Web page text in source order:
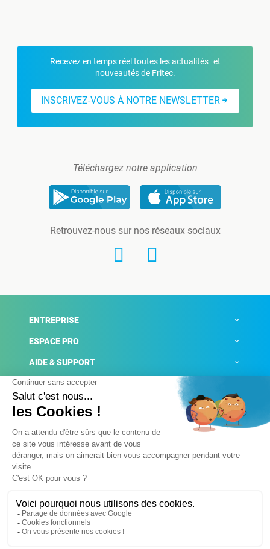
Recevez en temps réel toutes les actualités et
nouveautés de Fritec.
INSCRIVEZ-VOUS À NOTRE NEWSLETTER
Téléchargez notre application
Retrouvez-nous sur nos réseaux sociaux
ENTREPRISE
ESPACE PRO
AIDE & SUPPORT
ACTUALITÉS
Mentions légales
Conditions générales de ventes
Plateforme de signalement